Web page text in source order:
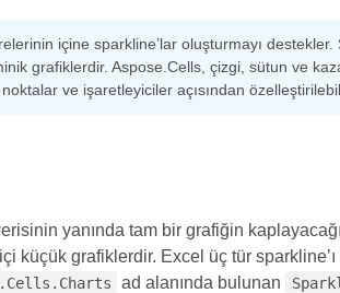
içine sparkline’lar oluşturmayı
grafiklerdir. Aspose.Cells, çizgi, sütun ve
ve işaretleyiciler açısından
yanında tam bir grafiğin
küçük grafiklerdir. Excel üç tür
ad alanında bulunan